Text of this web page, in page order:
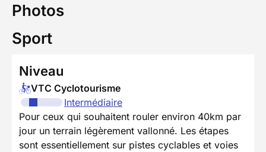
Photos
Sport
Niveau
VTC Cyclotourisme
Intermédiaire
Pour ceux qui souhaitent rouler environ 40km par
jour un terrain légèrement vallonné. Les étapes
sont essentiellement sur pistes cyclables et voies